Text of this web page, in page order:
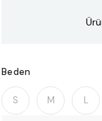
Beden
S M L